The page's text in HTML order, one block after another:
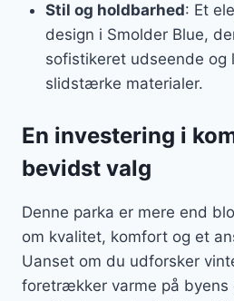
Stil og holdbarhed: Et
design i Smolder Blue,
sofistikeret udseende og
slidstærke materialer.
En investering i
bevidst valg
Denne parka er mere end
om kvalitet, komfort og et
Uanset om du udforsker
foretrækker varme på byens